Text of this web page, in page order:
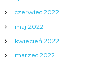
czerwiec 2022
maj 2022
kwiecień 2022
marzec 2022